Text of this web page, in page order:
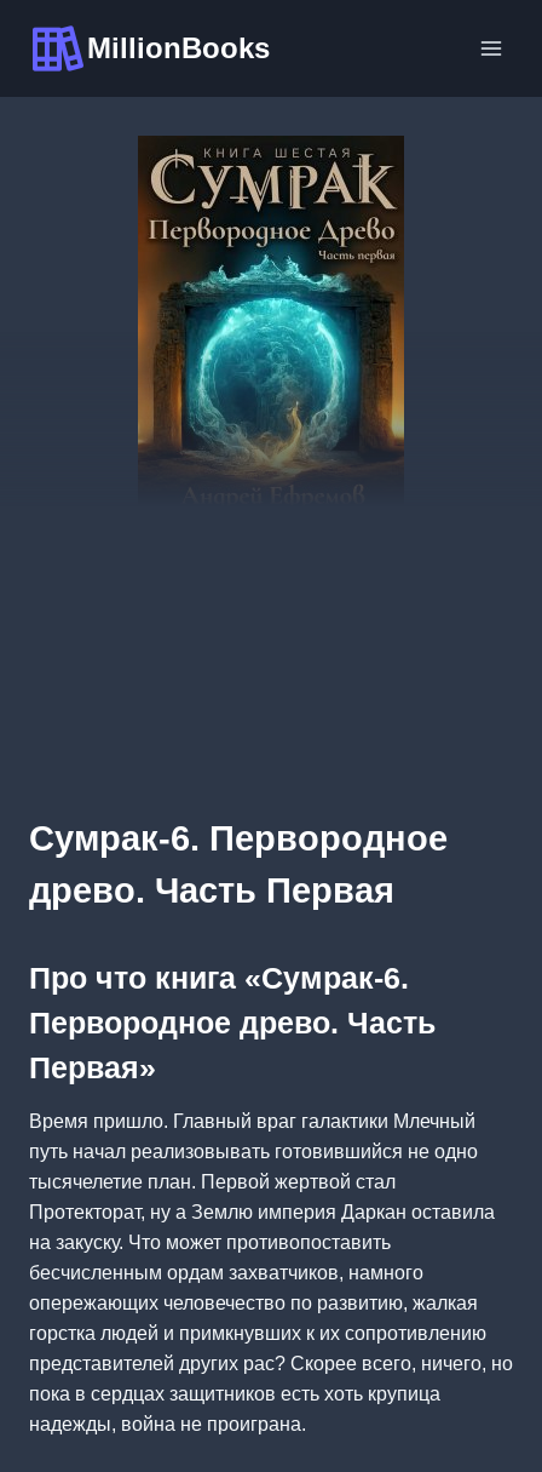
содержимому
MillionBooks
Сумрак-6. Первородное
древо. Часть Первая
Про что книга «Сумрак-6.
Первородное древо. Часть
Первая»
Время пришло. Главный враг галактики Млечный
путь начал реализовывать готовившийся не одно
тысячелетие план. Первой жертвой стал
Протекторат, ну а Землю империя Даркан оставила
на закуску. Что может противопоставить
бесчисленным ордам захватчиков, намного
опережающих человечество по развитию, жалкая
горстка людей и примкнувших к их сопротивлению
представителей других рас? Скорее всего, ничего, но
пока в сердцах защитников есть хоть крупица
надежды, война не проиграна.